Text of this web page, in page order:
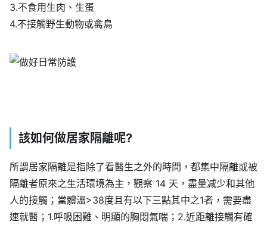
3.不食用生肉、生蛋
4.不接觸野生動物或禽鳥
該如何做居家隔離呢?
所謂居家隔離是指除了看醫生之外的時間，都集中隔離或被
隔離者原來之生活環境為主，觀察 14 天，盡量减少和其他
人的接觸；當體溫>38度且有以下三點其中之1者，需要盡
速就醫；1.呼吸困難、明顯的胸悶氣喘；2.近距離接觸有確